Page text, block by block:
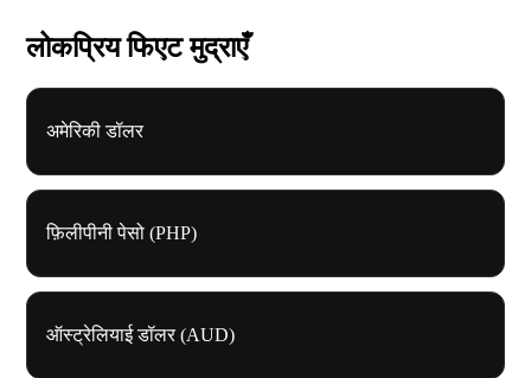
लोकप्रिय फिएट मुद्राएँ
अमेरिकी डॉलर
फ़िलीपीनी पेसो (PHP)
ऑस्ट्रेलियाई डॉलर (AUD)